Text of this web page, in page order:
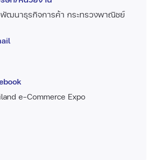
ฒนาธุรกิจการค้า กระทรวงพาณิชย์
e-Commerce Expo